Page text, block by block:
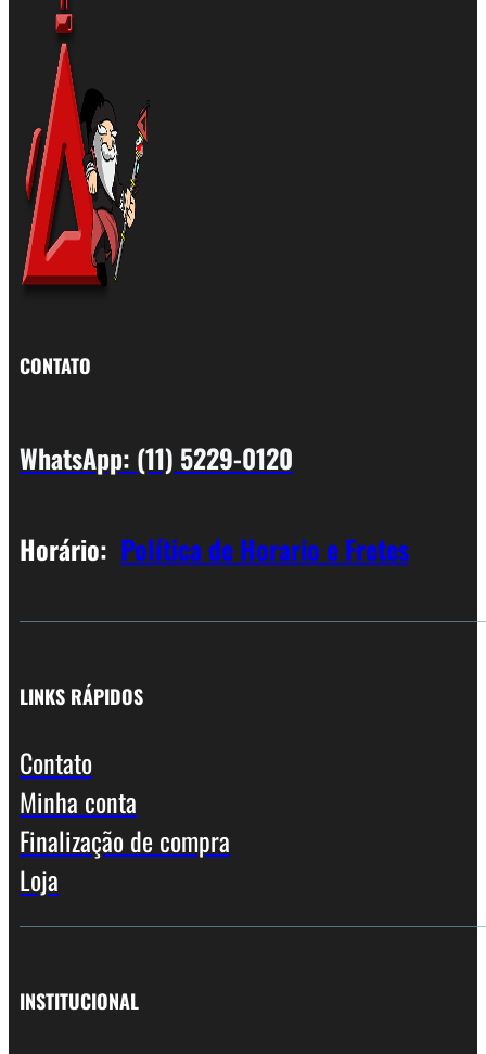
CONTATO
WhatsApp: (11) 5229-0120
Horário: Política de Horario e Fretes
LINKS RÁPIDOS
Contato
Minha conta
Finalização de compra
Loja
INSTITUCIONAL